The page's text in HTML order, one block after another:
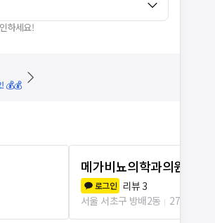
하세요!
💰💰
메가비뇨의학과의원 이수역
로그인 리뷰 3
서울 서초구 방배2동
277m